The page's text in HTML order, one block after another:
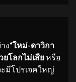
ง“ใหม่-ดาวิกา
ยโลกไม่เสียหรือ
ะมีโปรเจคใหญ่